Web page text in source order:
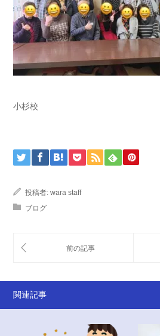
小杉校
投稿者: wara staff
ブログ
関連記事